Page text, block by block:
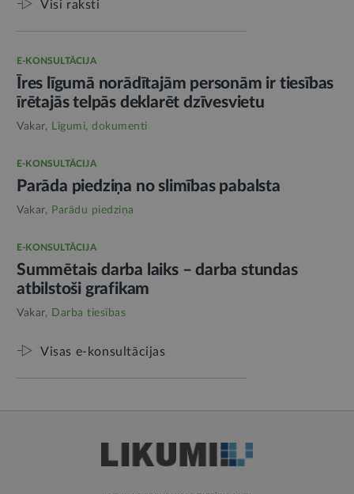
Visi raksti
E-KONSULTĀCIJA
Īres līgumā norādītajām personām ir tiesības
īrētajās telpās deklarēt dzīvesvietu
Vakar, Līgumi, dokumenti
E-KONSULTĀCIJA
Parāda piedziņa no slimības pabalsta
Vakar, Parādu piedziņa
E-KONSULTĀCIJA
Summētais darba laiks – darba stundas
atbilstoši grafikam
Vakar, Darba tiesības
Visas e-konsultācijas